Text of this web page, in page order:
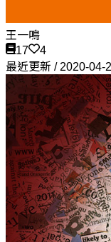
王一鳴
17
4
最近更新 / 2020-04-